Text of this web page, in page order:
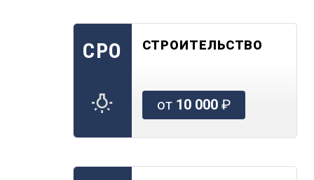
СРО СТРОИТЕЛЬСТВО
от 10 000₽